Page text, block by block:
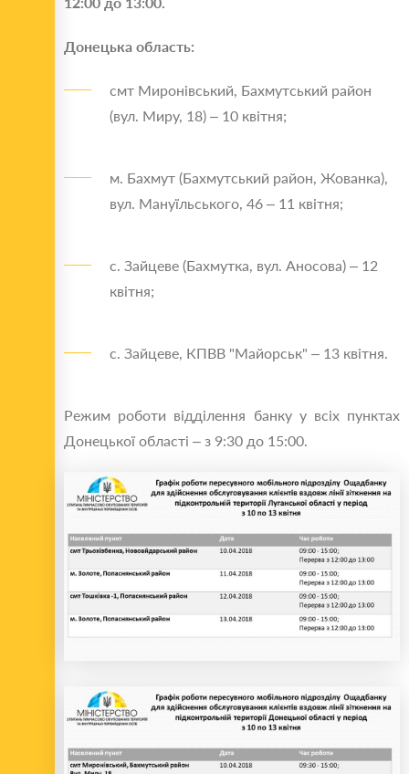
Донецька область:
смт Миронівський, Бахмутський район
(вул. Миру, 18) – 10 квітня;
м. Бахмут (Бахмутський район, Жованка),
вул. Мануїльського, 46 – 11 квітня;
с. Зайцеве (Бахмутка, вул. Аносова) – 12
квітня;
с. Зайцеве, КПВВ "Майорськ" – 13 квітня.
Режим роботи відділення банку у всіх пунктах
Донецької області – з 9:30 до 15:00.